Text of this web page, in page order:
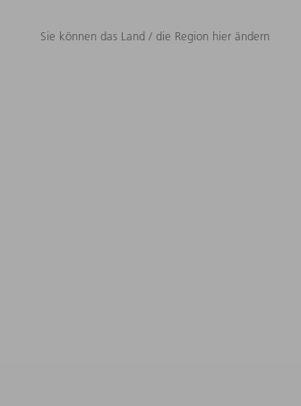
Sie können das Land / die Region hier ändern